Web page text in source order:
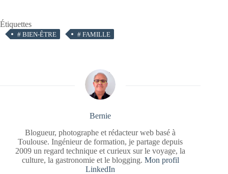
Étiquettes
# BIEN-ÊTRE # FAMILLE
Bernie
Blogueur, photographe et rédacteur web basé à
Toulouse. Ingénieur de formation, je partage depuis
2009 un regard technique et curieux sur le voyage, la
culture, la gastronomie et le blogging. Mon profil
LinkedIn